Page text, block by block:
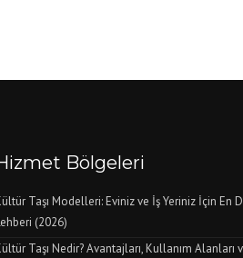
Bölgeleri
Taşı Modelleri: Eviniz ve İş Yeriniz İçin En
(2026)
Taşı Nedir? Avantajları, Kullanım Alanları